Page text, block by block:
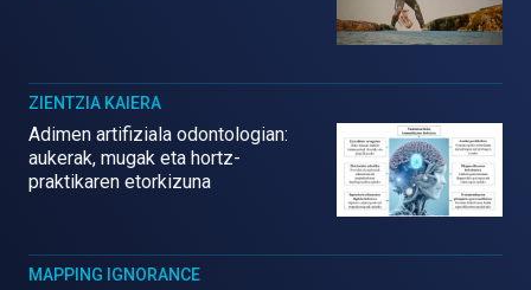
ZIENTZIA KAIERA
Adimen artifiziala odontologian:
aukerak, mugak eta hortz-
praktikaren etorkizuna
MAPPING IGNORANCE